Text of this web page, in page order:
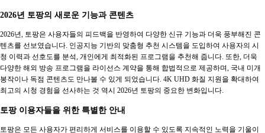
2026년 토팡의 새로운 기능과 콘텐츠
2026년, 토팡은 사용자들의 피드백을 반영하여 다양한 신규 기능과 더욱 풍부해진 콘
텐츠를 선보였습니다. 인공지능 기반의 맞춤형 추천 시스템을 도입하여 사용자의 시
청 이력과 선호도를 분석, 개인에게 최적화된 프로그램을 추천해 줍니다. 또한, 더욱
다양한 해외 방송 프로그램을 라이선스 계약을 통해 합법적으로 제공하며, 국내 미개
봉작이나 독점 콘텐츠도 만나볼 수 있게 되었습니다. 4K UHD 화질 지원을 확대하여
최고의 시청 경험을 선사하는 것 역시 2026년 토팡의 중요한 변화입니다.
토팡 이용자들을 위한 특별한 안내
토팡은 모든 사용자가 편리하게 서비스를 이용할 수 있도록 지속적인 노력을 기울이